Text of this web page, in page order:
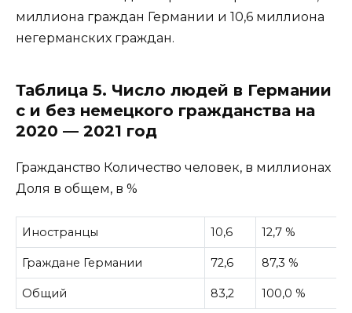
миллиона граждан Германии и 10,6 миллиона
негерманских граждан.
Таблица 5. Число людей в Германии
с и без немецкого гражданства на
2020 — 2021 год
Гражданство Количество человек, в миллионах
Доля в общем, в %
Иностранцы 10,6 12,7 %
Граждане Германии 72,6 87,3 %
Общий 83,2 100,0 %